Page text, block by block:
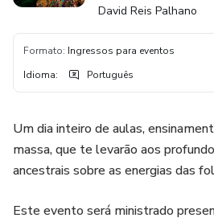
David Reis Palhano
Formato: Ingressos para eventos
Idioma: Português
Um dia inteiro de aulas,
massa, que te levarão aos
ancestrais sobre as energias das
Este evento será ministrado